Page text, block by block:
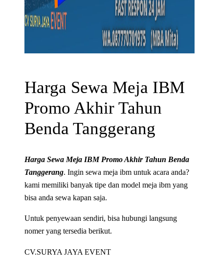
Harga Sewa Meja IBM
Promo Akhir Tahun
Benda Tanggerang
Harga Sewa Meja IBM Promo Akhir Tahun Benda
Tanggerang. Ingin sewa meja ibm untuk acara anda?
kami memiliki banyak tipe dan model meja ibm yang
bisa anda sewa kapan saja.
Untuk penyewaan sendiri, bisa hubungi langsung
nomer yang tersedia berikut.
CV.SURYA JAYA EVENT